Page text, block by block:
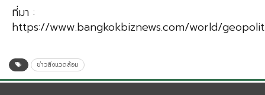
ที่มา :
https://www.bangkokbiznews.com/world/
ข่าวสิ่งแวดล้อม